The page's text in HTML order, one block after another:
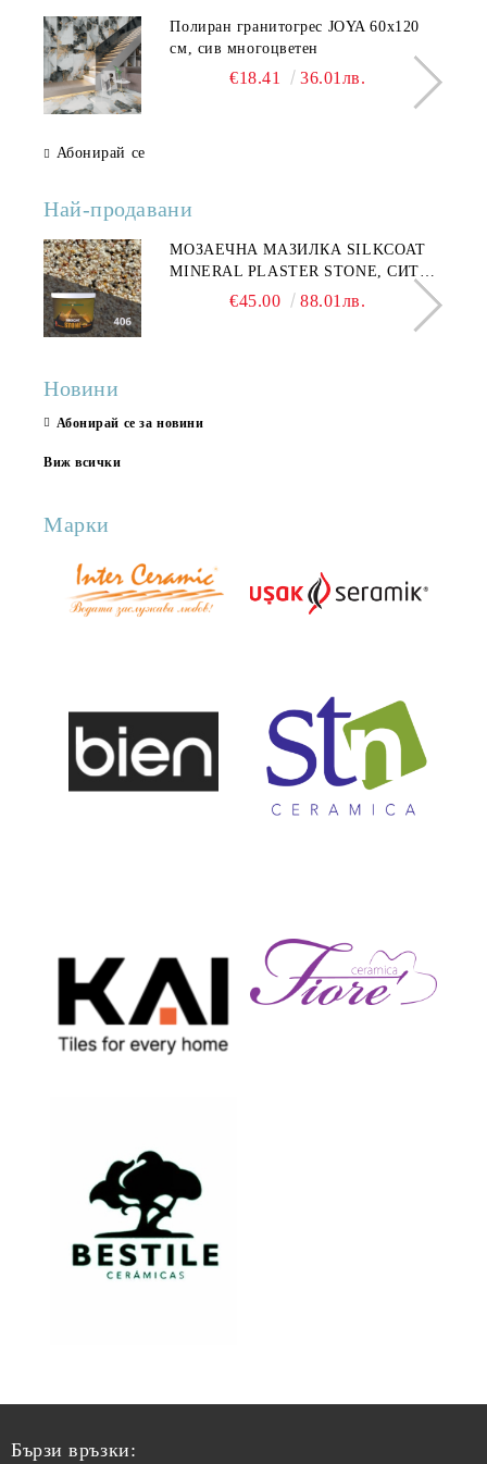
Полиран гранитогрес JOYA 60x120
см, сив многоцветен
€18.41 36.01лв.
Абонирай се
Най-продавани
МОЗАЕЧНА МАЗИЛКА SILKCOAT
MINERAL PLASTER STONE, СИТЕН
КАМЪК 406 25КГ
€45.00 88.01лв.
Новини
Абонирай се за новини
Виж всички
Марки
Бързи връзки: